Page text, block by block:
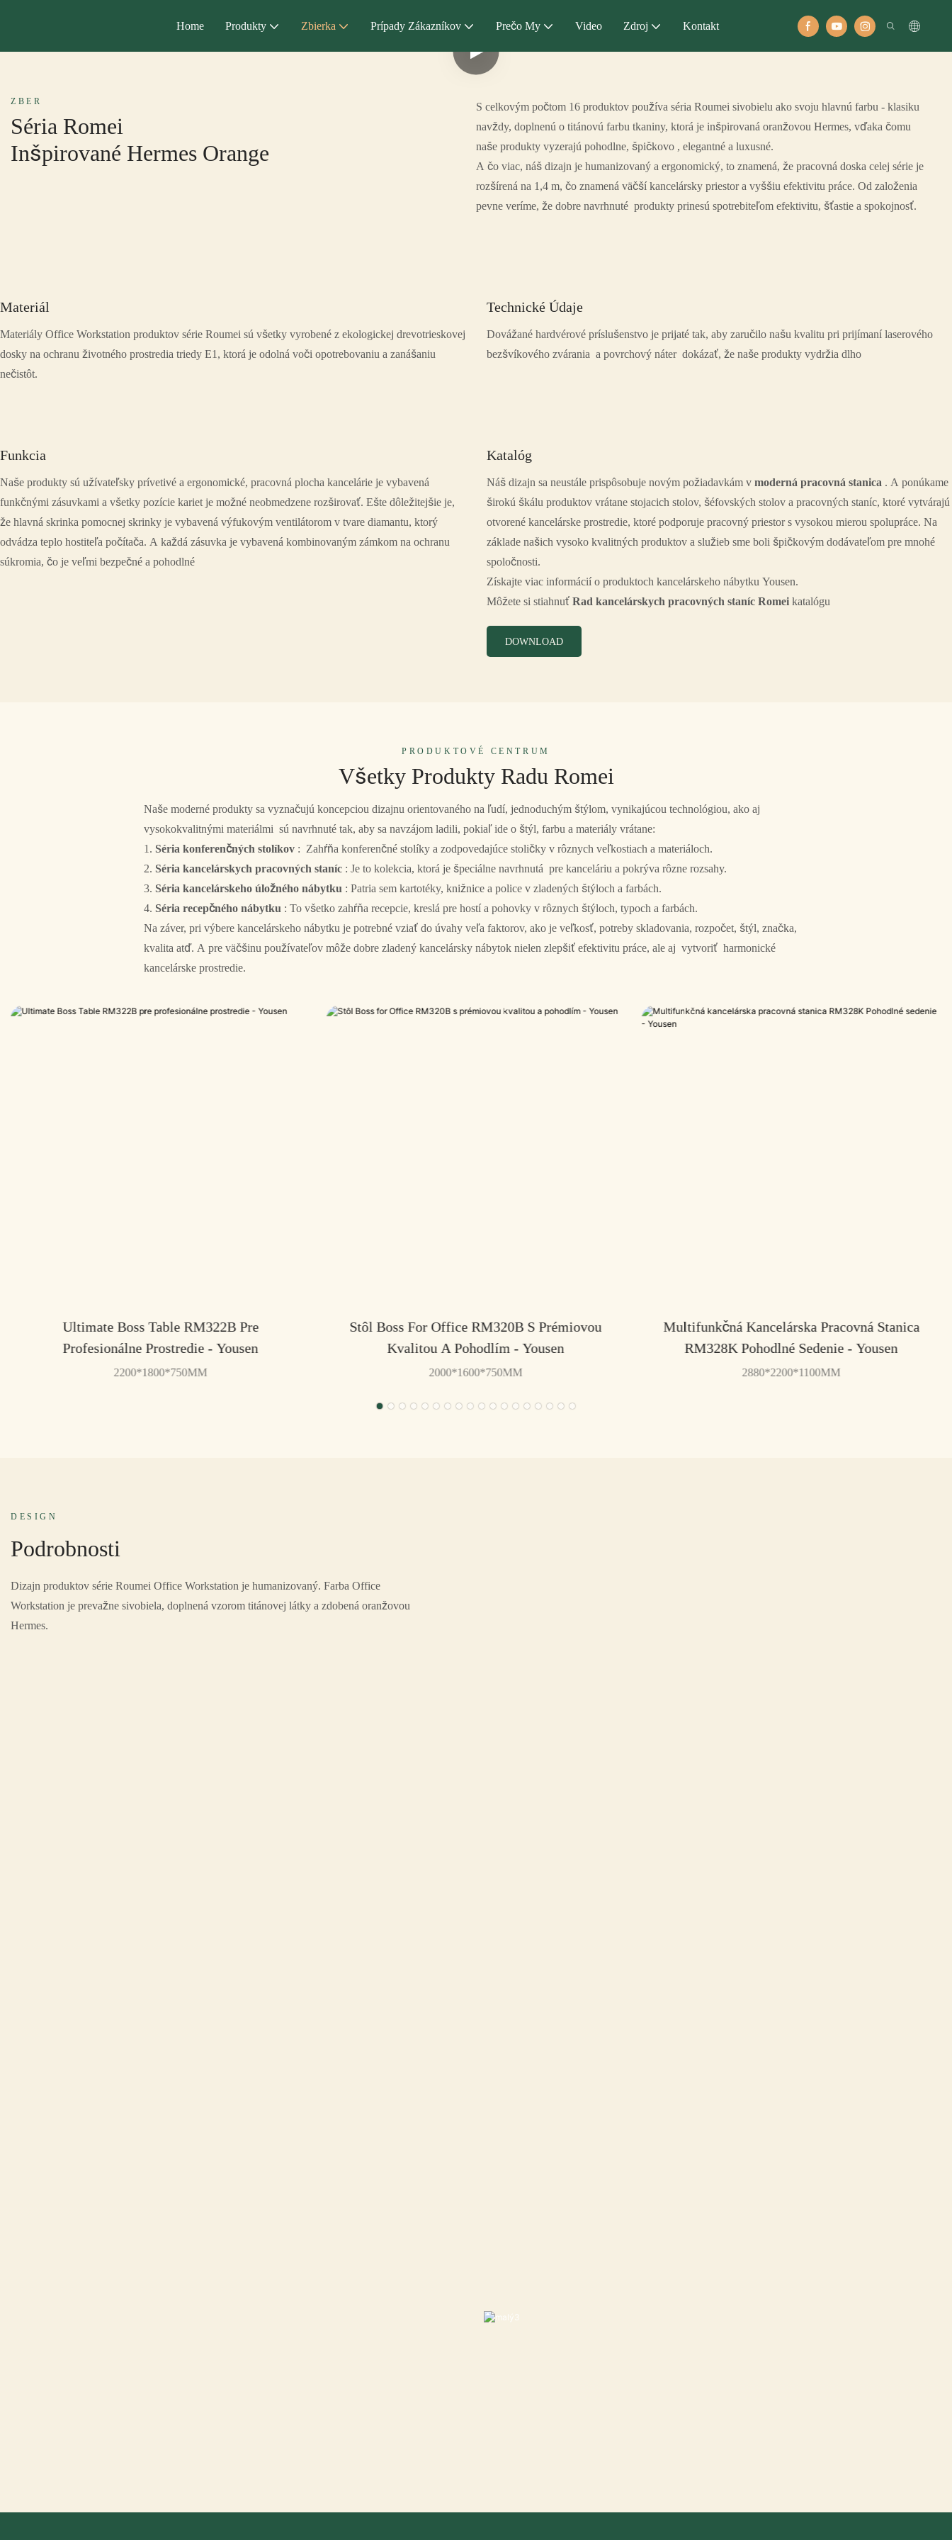
Home Produkty Zbierka Prípady Zákazníkov Prečo My Video Zdroj Kontakt
ZBER
Séria Romei
Inšpirované Hermes Orange
S celkovým počtom 16 produktov používa séria Roumei sivobielu ako svoju hlavnú farbu - klasiku
navždy, doplnenú o titánovú farbu tkaniny, ktorá je inšpirovaná oranžovou Hermes, vďaka čomu
naše produkty vyzerajú pohodlne, špičkovo , elegantné a luxusné.
A čo viac, náš dizajn je humanizovaný a ergonomický, to znamená, že pracovná doska celej série je
rozšírená na 1,4 m, čo znamená väčší kancelársky priestor a vyššiu efektivitu práce. Od založenia
pevne veríme, že dobre navrhnuté produkty prinesú spotrebiteľom efektivitu, šťastie a spokojnosť.
Materiál
Materiály Office Workstation produktov série Roumei sú všetky vyrobené z ekologickej drevotrieskovej
dosky na ochranu životného prostredia triedy E1, ktorá je odolná voči opotrebovaniu a zanášaniu
nečistôt.
Technické Údaje
Dovážané hardvérové ​​príslušenstvo je prijaté tak, aby zaručilo našu kvalitu pri prijímaní laserového
bezšvíkového zvárania a povrchový náter dokázať, že naše produkty vydržia dlho
Funkcia
Naše produkty sú užívateľsky prívetivé a ergonomické, pracovná plocha kancelárie je vybavená
funkčnými zásuvkami a všetky pozície kariet je možné neobmedzene rozširovať. Ešte dôležitejšie je,
že hlavná skrinka pomocnej skrinky je vybavená výfukovým ventilátorom v tvare diamantu, ktorý
odvádza teplo hostiteľa počítača. A každá zásuvka je vybavená kombinovaným zámkom na ochranu
súkromia, čo je veľmi bezpečné a pohodlné
Katalóg
Náš dizajn sa neustále prispôsobuje novým požiadavkám v moderná pracovná stanica . A ponúkame
širokú škálu produktov vrátane stojacich stolov, šéfovských stolov a pracovných staníc, ktoré vytvárajú
otvorené kancelárske prostredie, ktoré podporuje pracovný priestor s vysokou mierou spolupráce. Na
základe našich vysoko kvalitných produktov a služieb sme boli špičkovým dodávateľom pre mnohé
spoločnosti.
Získajte viac informácií o produktoch kancelárskeho nábytku Yousen.
Môžete si stiahnuť Rad kancelárskych pracovných staníc Romei katalógu
DOWNLOAD
PRODUKTOVÉ CENTRUM
Všetky Produkty Radu Romei
Naše moderné produkty sa vyznačujú koncepciou dizajnu orientovaného na ľudí, jednoduchým štýlom, vynikajúcou technológiou, ako aj
vysokokvalitnými materiálmi sú navrhnuté tak, aby sa navzájom ladili, pokiaľ ide o štýl, farbu a materiály vrátane:
1.Séria konferenčných stolíkov : Zahŕňa konferenčné stolíky a zodpovedajúce stoličky v rôznych veľkostiach a materiáloch.
2.Séria kancelárskych pracovných staníc : Je to kolekcia, ktorá je špeciálne navrhnutá pre kanceláriu a pokrýva rôzne rozsahy.
3.Séria kancelárskeho úložného nábytku : Patria sem kartotéky, knižnice a police v zladených štýloch a farbách.
4.Séria recepčného nábytku : To všetko zahŕňa recepcie, kreslá pre hostí a pohovky v rôznych štýloch, typoch a farbách.
Na záver, pri výbere kancelárskeho nábytku je potrebné vziať do úvahy veľa faktorov, ako je veľkosť, potreby skladovania, rozpočet, štýl, značka,
kvalita atď. A pre väčšinu používateľov môže dobre zladený kancelársky nábytok nielen zlepšiť efektivitu práce, ale aj vytvoriť harmonické
kancelárske prostredie.
Ultimate Boss Table RM322B Pre
Profesionálne Prostredie - Yousen
2200*1800*750MM
Stôl Boss For Office RM320B S Prémiovou
Kvalitou A Pohodlím - Yousen
2000*1600*750MM
Multifunkčná Kancelárska Pracovná Stanica
RM328K Pohodlné Sedenie - Yousen
2880*2200*1100MM
DESIGN
Podrobnosti
Dizajn produktov série Roumei Office Workstation je humanizovaný. Farba Office
Workstation je prevažne sivobiela, doplnená vzorom titánovej látky a zdobená oranžovou
Hermes.